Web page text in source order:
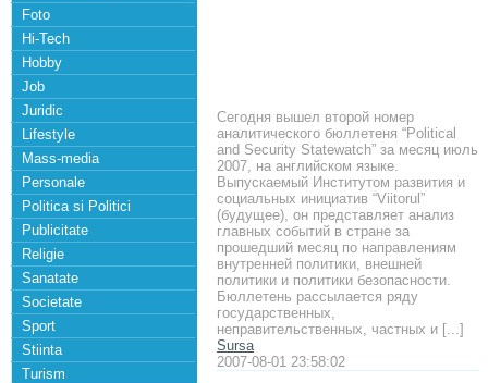
Foto
Hi-Tech
Hobby
Job
Juridic
Lifestyle
Mass-media
Personale
Politica si Politici
Publicitate
Religie
Sanatate
Societate
Sport
Stiinta
Turism
Сегодня вышел второй номер
аналитического бюллетеня “Political
and Security Statewatch” за месяц июль
2007, на английском языке.
Выпускаемый Институтом развития и
социальных инициатив “Viitorul”
(будущее), он представляет анализ
главных событий в стране за
прошедший месяц по направлениям
внутренней политики, внешней
политики и политики безопасности.
Бюллетень рассылается ряду
государственных,
неправительственных, частных и [...]
Sursa
2007-08-01 23:58:02